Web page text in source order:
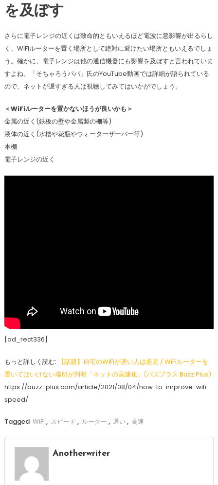
を及ぼす
さらに電子レンジの近くは致命的ともいえるほど電波に悪影響が出るらし
く、WiFiルーターを置く場所として絶対に避けたい場所ともいえるでしょ
う。確かに、電子レンジは他の通信機器にも影響を及ぼすと言われていま
すよね。「そちゃろうパパ」氏のYouTube動画では詳細が語られている
ので、ネットが遅すぎる人は視聴してみてはいかがでしょう。
＜WiFiルーターを置かないほうが良いかも＞
金属の近く(鉄板の壁や金属製の棚等)
液体の近く(水槽や花瓶やウォーターザーバー等)
本棚
電子レンジの近く
[ad_rect336]
もっと詳しく読む:
【話題】自宅のWiFiが遅い人は必見 / WiFiルーターを
置いてはいけない場所が判明「ネットの高速化」(バズプラス Buzz Plus)
https://buzz-plus.com/article/2021/08/04/how-to-improve-wifi-
speed/
Tagged WiFi , スピード , ルーター , 遅い , 高速
Anotherwriter